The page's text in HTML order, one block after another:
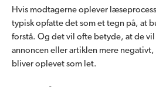
Hvis modtagerne oplever
typisk opfatte det som et tegn på, at
forstå. Og det vil ofte betyde, at de
annoncen eller artiklen mere
bliver oplevet som let.